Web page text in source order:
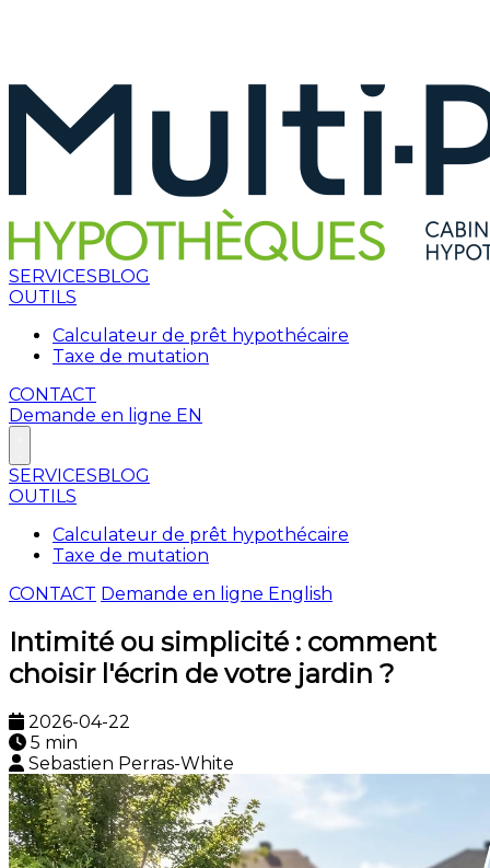
SERVICESBLOG
OUTILS
Calculateur de prêt hypothécaire
Taxe de mutation
CONTACT
Demande en ligne EN
SERVICESBLOG
OUTILS
Calculateur de prêt hypothécaire
Taxe de mutation
CONTACT Demande en ligne English
Intimité ou simplicité : comment
choisir l'écrin de votre jardin ?
2026-04-22
5 min
Sebastien Perras-White